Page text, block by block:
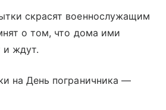
скрасят военнослужащим
о том, что дома ими
и ждут.
на День пограничника —